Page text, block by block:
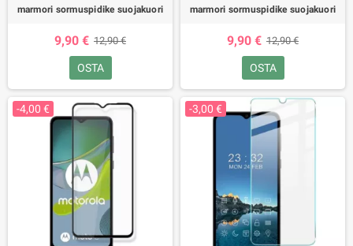
marmori sormuspidike suojakuori
9,90 € 12,90 €
OSTA
marmori sormuspidike suojakuori
9,90 € 12,90 €
OSTA
-4,00 € -3,00 €